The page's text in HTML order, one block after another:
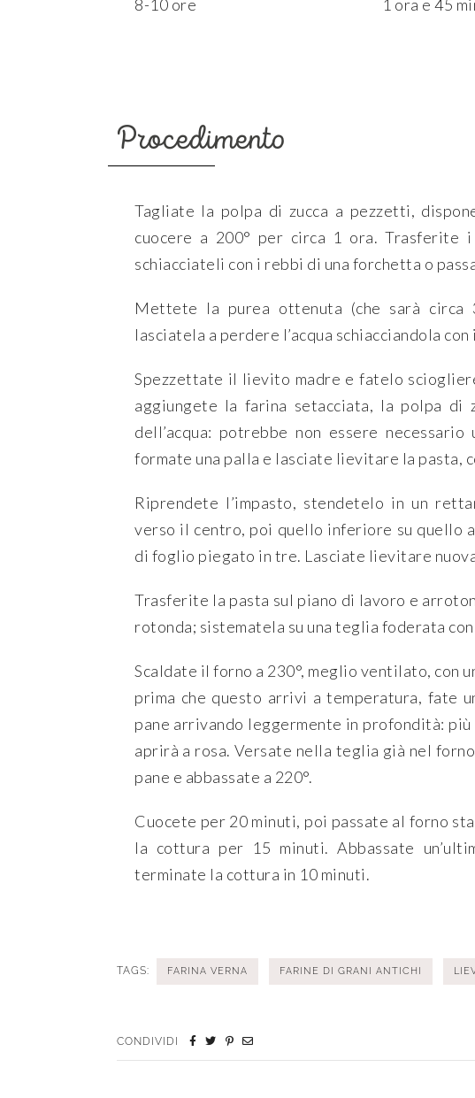
8-10 ore 1 ora e 45
Procedimento
Tagliate la polpa di zucca a pezzetti,
cuocere a 200° per circa 1 ora. Trasferite
schiacciateli con i rebbi di una forchetta o
Mettete la purea ottenuta (che sarà circa
lasciatela a perdere l’acqua schiacciandola
Spezzettate il lievito madre e fatelo
aggiungete la farina setacciata, la polpa
dell’acqua: potrebbe non essere
formate una palla e lasciate lievitare la pasta,
Riprendete l’impasto, stendetelo in un
verso il centro, poi quello inferiore su quello
di foglio piegato in tre. Lasciate lievitare
Trasferite la pasta sul piano di lavoro e
rotonda; sistematela su una teglia foderata
Scaldate il forno a 230°, meglio ventilato, con
prima che questo arrivi a temperatura, fate
pane arrivando leggermente in profondità:
aprirà a rosa. Versate nella teglia già nel
pane e abbassate a 220°.
Cuocete per 20 minuti, poi passate al forno
la cottura per 15 minuti. Abbassate
terminate la cottura in 10 minuti.
TAGS: FARINA VERNA FARINE DI GRANI ANTICHI
CONDIVIDI